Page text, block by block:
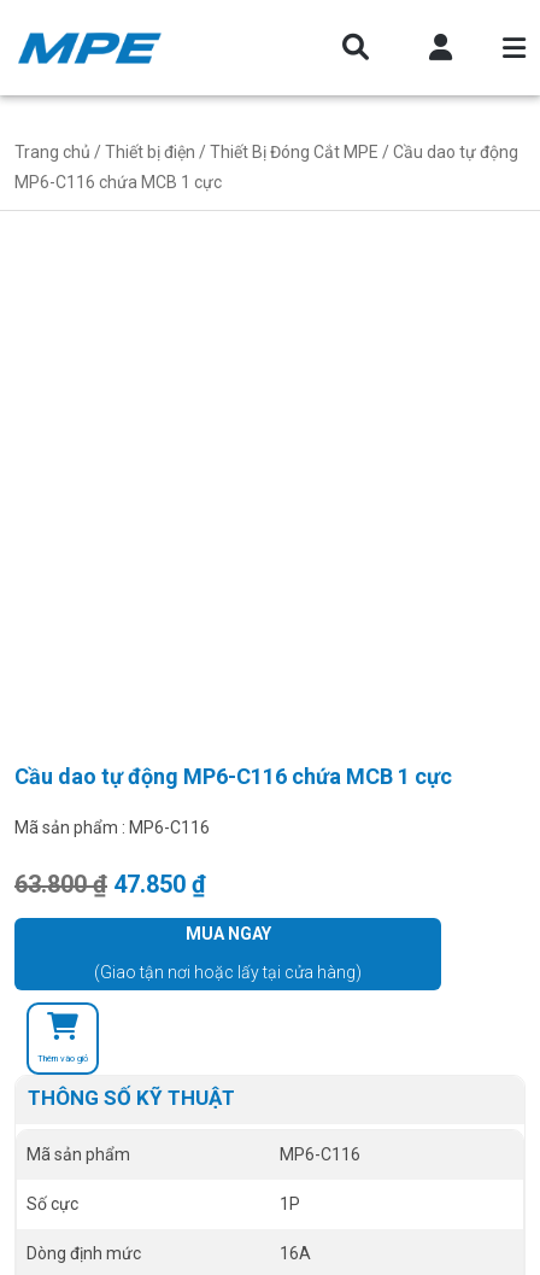
Trang chủ /Thiết bị điện /Thiết Bị Đóng Cắt MPE / Cầu dao tự động
MP6-C116 chứa MCB 1 cực
Cầu dao tự động MP6-C116 chứa MCB 1 cực
Mã sản phẩm : MP6-C116
63.800₫ Giá gốc là: 63.800 ₫.
47.850 ₫Giá hiện tại là: 47.850 ₫.
MUA NGAY
(Giao tận nơi hoặc lấy tại cửa hàng)
Thêm vào giỏ
THÔNG SỐ KỸ THUẬT
Mã sản phẩm MP6-C116
Số cực 1P
Dòng định mức 16A